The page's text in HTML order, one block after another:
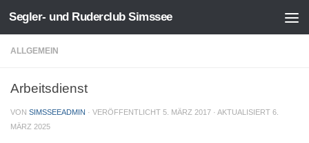
Zum Inhalt springen
Segler- und Ruderclub Simssee
ALLGEMEIN
Arbeitsdienst
VON SIMSSEEADMIN · VERÖFFENTLICHT 5. MÄRZ 2017 · AKTUALISIERT 6.
MÄRZ 2025